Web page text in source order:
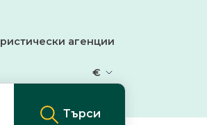
агенции
€
Търси